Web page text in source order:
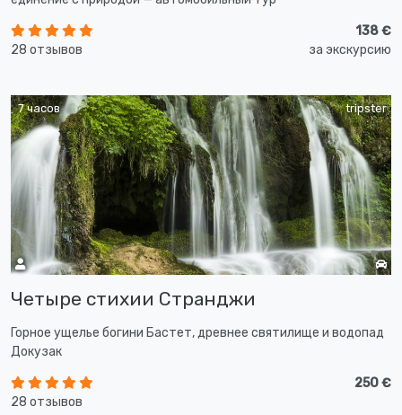
28 отзывов
138 €
за экскурсию
tripster
7 часов
Четыре стихии Странджи
Горное ущелье богини Бастет, древнее святилище и водопад
Докузак
28 отзывов
250 €